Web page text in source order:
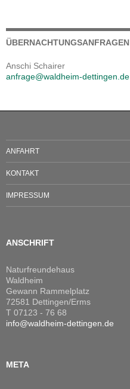
ÜBERNACHTUNGSANFRAGEN
Anschi Schairer
anfrage@waldheim-dettingen.de
ANFAHRT
KONTAKT
IMPRESSUM
ANSCHRIFT
Naturfreundehaus
Waldheim
Gewann Rammelplatz
72581 Dettingen/Erms
T 07123 - 76 68
info@waldheim-dettingen.de
META